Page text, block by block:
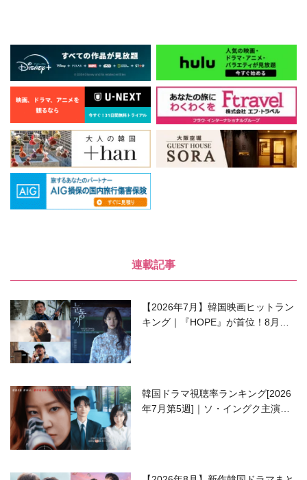
連載記事
【2026年7月】韓国映画ヒットラン
キング｜『HOPE』が首位！8月公
韓国ドラマ視聴率ランキング[2026
年7月第5週]｜ソ・イングク主演の